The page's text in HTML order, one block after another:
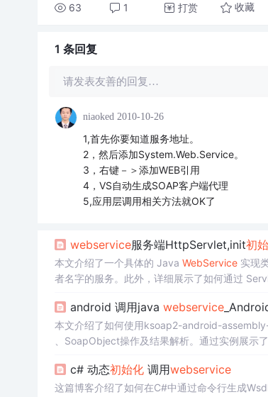
63 1 打赏 收藏
1 条回复
请发表友善的回复…
niaoked 2010-10-26
1,首先你要知道服务地址。
2，然后添加System.Web.Service。
3，右键－＞添加WEB引用
4，VS自动生成SOAP客户端代理
5,应用层调用相关方法就OK了
webservice服务端HttpServlet,init初
本文介绍了一个具体的 Java WebService实现
者名字的服务。此外，详细展示了如何通过
android 调用java webservice
本文介绍了如何使用ksoap2-android-
、SoapObject操作及结果解析。通过实例展示
c# 动态初始化调用webservice
这篇博客介绍了如何在C#中通过命令行生成